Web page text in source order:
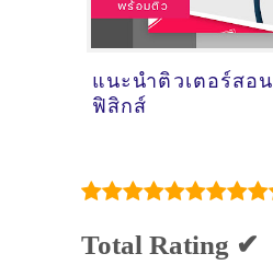
แนะนำติวเตอร์สอน
ฟิสิกส์
Total Rating ✔